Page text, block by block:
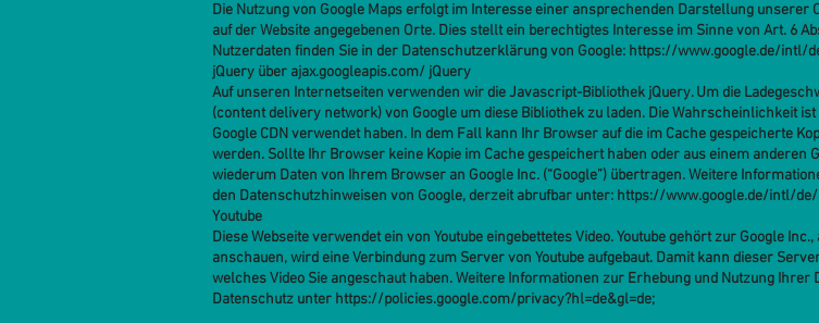
Die Nutzung von Google Maps erfolgt im Interesse einer ansprechenden Darstellung
auf der Website angegebenen Orte. Dies stellt ein berechtigtes Interesse im Sinne von Art. 6
Nutzerdaten finden Sie in der Datenschutzerklärung von Google: https://www.google.de/intl/
jQuery über ajax.googleapis.com/ jQuery
Auf unseren Internetseiten verwenden wir die Javascript-Bibliothek jQuery. Um die
(content delivery network) von Google um diese Bibliothek zu laden. Die Wahrscheinlichkeit
Google CDN verwendet haben. In dem Fall kann Ihr Browser auf die im Cache gespeicherte
werden. Sollte Ihr Browser keine Kopie im Cache gespeichert haben oder aus einem anderen
wiederum Daten von Ihrem Browser an Google Inc. (“Google”) übertragen. Weitere
den Datenschutzhinweisen von Google, derzeit abrufbar unter: https://www.google.de/intl/
Youtube
Diese Webseite verwendet ein von Youtube eingebettetes Video. Youtube gehört zur Google
anschauen, wird eine Verbindung zum Server von Youtube aufgebaut. Damit kann dieser
welches Video Sie angeschaut haben. Weitere Informationen zur Erhebung und Nutzung
Datenschutz unter https://policies.google.com/privacy?hl=de&gl=de;